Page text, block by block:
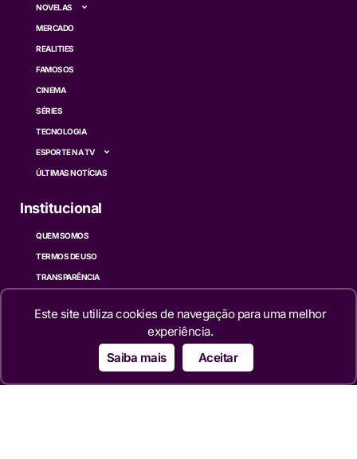
NOVELAS
MERCADO
REALITIES
FAMOSOS
CINEMA
SÉRIES
TECNOLOGIA
ESPORTE NA TV
ÚLTIMAS NOTÍCIAS
Institucional
QUEM SOMOS
TERMOS DE USO
TRANSPARÊNCIA
CONTATO
Este site utiliza cookies de navegação para uma melhor
experiência.
Saiba mais
Aceitar